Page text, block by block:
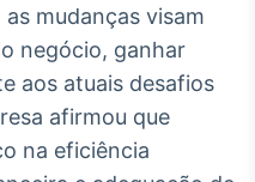
conteúdos e
Wallboard
mudanças visam
negócio, ganhar
aos atuais desafios
afirmou que
na eficiência